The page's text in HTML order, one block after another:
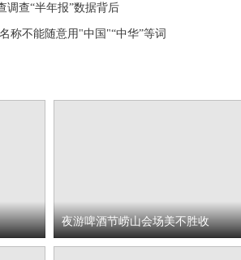
调查“半年报”数据背后
称不能随意用"中国"“中华”等词
夜游啤酒节崂山会场美不胜收